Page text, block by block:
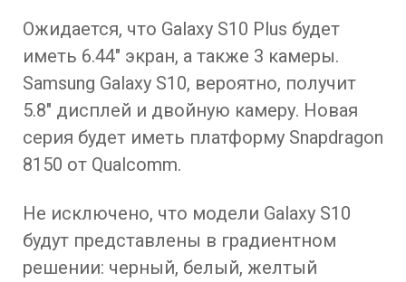
Ожидается, что Galaxy S10 Plus будет
иметь 6.44″ экран, а также 3 камеры.
Samsung Galaxy S10, вероятно, получит
5.8″ дисплей и двойную камеру. Новая
серия будет иметь платформу Snapdragon
8150 от Qualcomm.
Не исключено, что модели Galaxy S10
будут представлены в градиентном
решении: черный, белый, желтый